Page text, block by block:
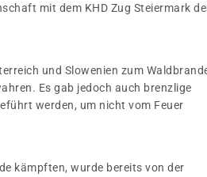
mit dem KHD Zug Steiermark
und Slowenien zum
Es gab jedoch auch brenzlige
werden, um nicht vom Feuer
kämpften, wurde bereits von der